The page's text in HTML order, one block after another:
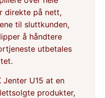
direkte på nett,
til sluttkunden,
å håndtere
utbetales
Jenter U15 at en
produkter,